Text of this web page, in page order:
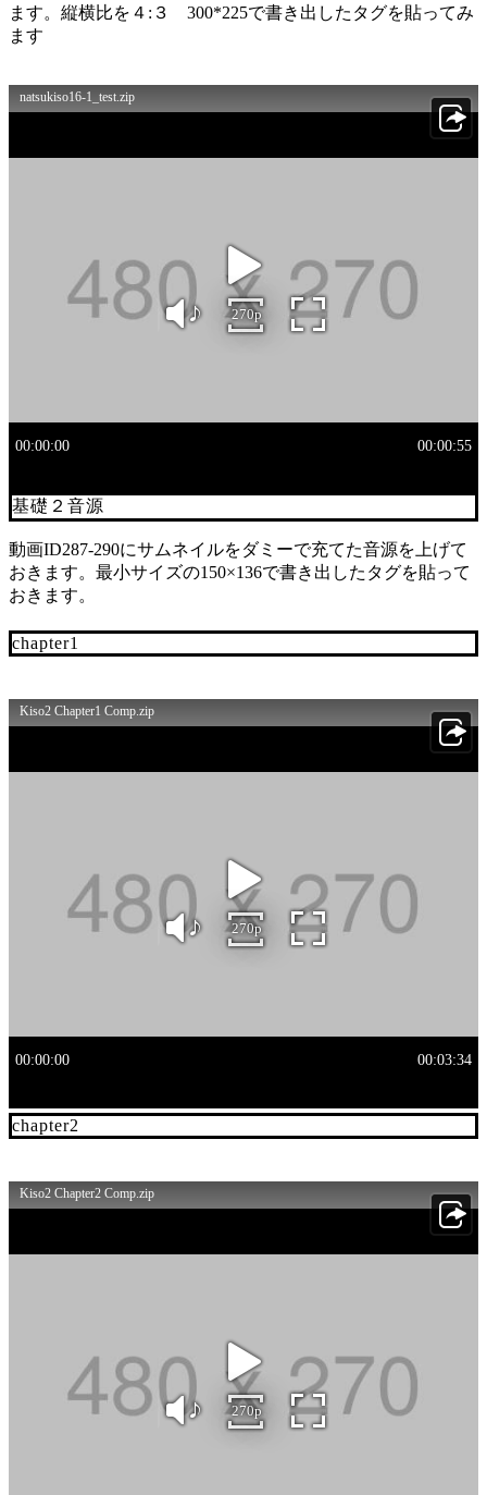
ます。縦横比を４:３ 300*225で書き出したタグを貼ってみ
ます
基礎２音源
動画ID287-290にサムネイルをダミーで充てた音源を上げて
おきます。最小サイズの150×136で書き出したタグを貼って
おきます。
chapter1
chapter2